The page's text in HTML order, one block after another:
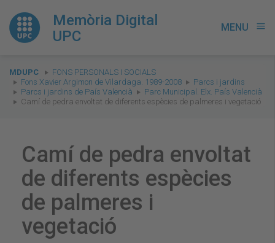
Memòria Digital
UPC
MENU menu
You
are
here:
MDUPC
FONS PERSONALS I SOCIALS
Fons Xavier Argimon de Vilardaga. 1989-2008
Parcs i jardins
Parcs i jardins de País Valencià
Parc Municipal. Elx. País Valencià
Camí de pedra envoltat de diferents espècies de palmeres i vegetació
Camí de pedra envoltat
de diferents espècies
de palmeres i
vegetació